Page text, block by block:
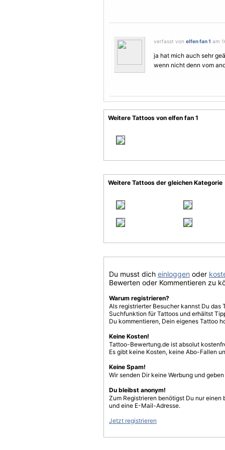
verfasst von elfen fan 1 am
ja hat mich auch sehr
wenn nicht denn vom
Weitere Tattoos von elfen fan 1
Weitere Tattoos der gleichen Kategorie
Du musst dich einloggen oder
Bewerten oder Kommentieren zu
Warum registrieren?
Als registrierter Besucher kannst Du
Suchfunktion für Tattoos und erhältst
Du kommentieren, Dein eigenes Tattoo
Keine Kosten!
Tattoo-Bewertung.de ist absolut
Es gibt keine Kosten, keine Abo-Fallen
Keine Spam!
Wir senden Dir keine Werbung und
Du bleibst anonym!
Zum Registrieren benötigst Du nur einen
und eine E-Mail-Adresse.
Jetzt registrieren